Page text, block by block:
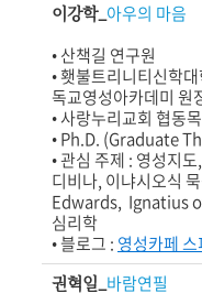
이강학_ 아우의 마음
• 산책길 연구원
• 횃불트리니티신학
독교영성아카데미 원
• 사랑누리교회 협동
• Ph.D. (Graduate
• 관심 주제 : 영성지
디비나, 이냐시오식
Edwards, Ignatius
심리학
• 블로그 : 영성카페
권혁일_ 바람연필